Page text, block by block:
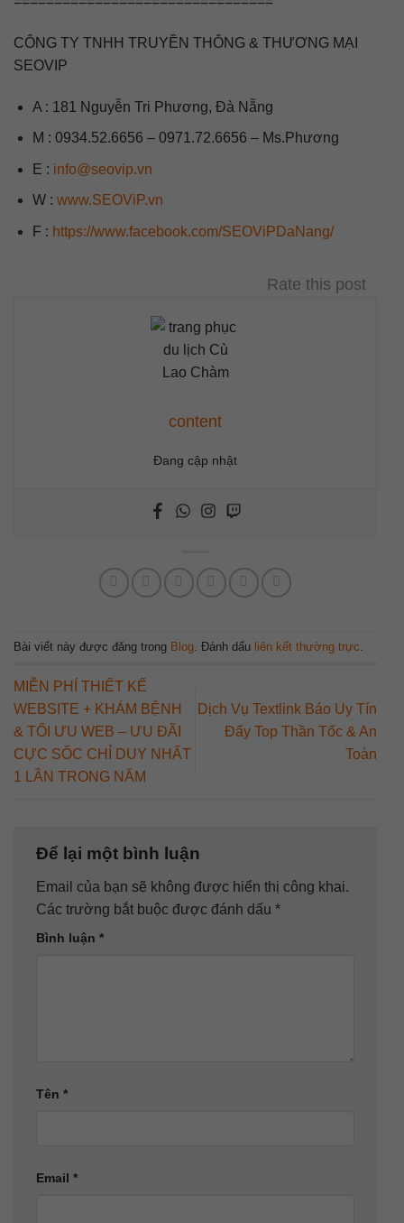
CÔNG TY TNHH TRUYỀN THÔNG & THƯƠNG MẠI
SEOVIP
A : 181 Nguyễn Tri Phương, Đà Nẵng
M : 0934.52.6656 – 0971.72.6656 – Ms.Phương
E : info@seovip.vn
W : www.SEOViP.vn
F : https://www.facebook.com/SEOViPDaNang/
Rate this post
content
Đang cập nhật
Bài viết này được đăng trong Blog . Đánh dấu liên kết thường trực
MIỄN PHÍ THIẾT KẾ
WEBSITE + KHÁM BỆNH
& TỐI ƯU WEB – ƯU ĐÃI
CỰC SỐC CHỈ DUY NHẤT
1 LẦN TRONG NĂM
Dịch Vụ Textlink Báo Uy Tín
Đẩy Top Thần Tốc & An
Toàn
Để lại một bình luận
Email của bạn sẽ không được hiển thị công khai.
Các trường bắt buộc được đánh dấu *
Bình luận *
Tên *
Email *